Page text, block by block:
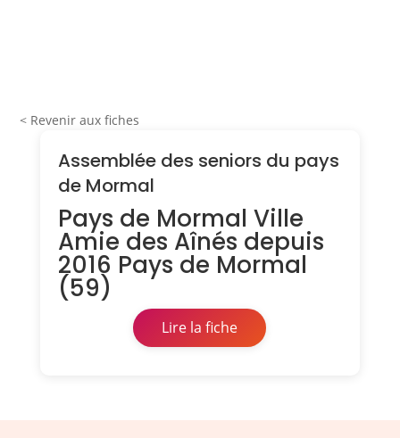
< Revenir aux fiches
Assemblée des seniors du pays
de Mormal
Pays de Mormal Ville
Amie des Aînés depuis
2016 Pays de Mormal
(59)
Lire la fiche